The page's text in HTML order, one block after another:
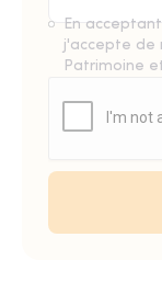
En
j'accepte de
Patrimoine